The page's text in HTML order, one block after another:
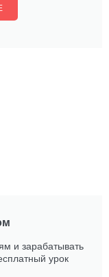
и зарабатывать
урок